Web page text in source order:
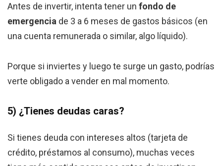
Antes de invertir, intenta tener un fondo de
emergencia de 3 a 6 meses de gastos básicos (en
una cuenta remunerada o similar, algo líquido).
Porque si inviertes y luego te surge un gasto, podrías
verte obligado a vender en mal momento.
5) ¿Tienes deudas caras?
Si tienes deuda con intereses altos (tarjeta de
crédito, préstamos al consumo), muchas veces